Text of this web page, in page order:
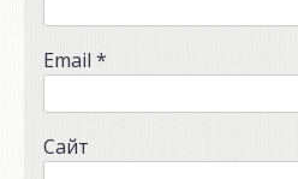
Email *
Сайт